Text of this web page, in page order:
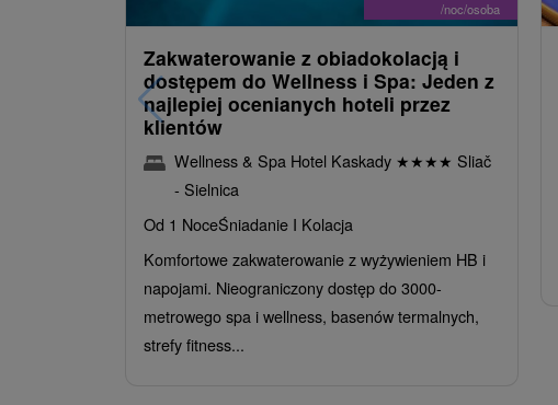
/noc/osoba
Zakwaterowanie z obiadokolacją i
dostępem do Wellness i Spa: Jeden z
najlepiej ocenianych hoteli przez
klientów
Wellness & Spa Hotel Kaskady ★★★★ Sliač
- Sielnica
Od 1 NoceŚniadanie I Kolacja
Komfortowe zakwaterowanie z wyżywieniem HB i
napojami. Nieograniczony dostęp do 3000-
metrowego spa i wellness, basenów termalnych,
strefy fitness...